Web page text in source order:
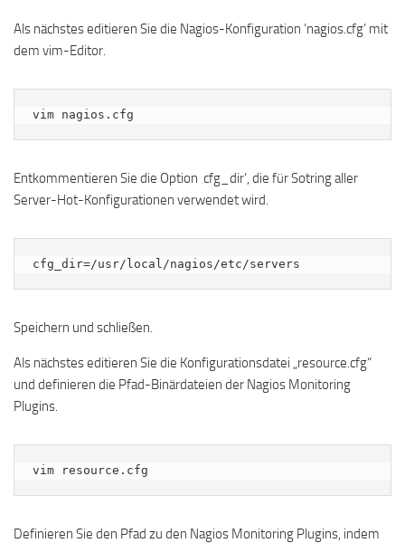
Als nächstes editieren Sie die Nagios-Konfiguration ’nagios.cfg‘ mit
dem vim-Editor.
vim nagios.cfg
Entkommentieren Sie die Option ‚cfg_dir‘, die für Sotring aller
Server-Hot-Konfigurationen verwendet wird.
cfg_dir=/usr/local/nagios/etc/servers
Speichern und schließen.
Als nächstes editieren Sie die Konfigurationsdatei „resource.cfg“
und definieren die Pfad-Binärdateien der Nagios Monitoring
Plugins.
vim resource.cfg
Definieren Sie den Pfad zu den Nagios Monitoring Plugins, indem